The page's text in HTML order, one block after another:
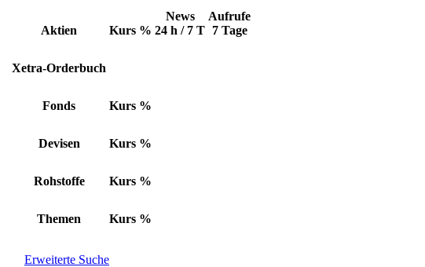
Aktien Kurs %
News
24 h / 7 T
Aufrufe
7 Tage
Xetra-Orderbuch
Fonds Kurs %
Devisen Kurs %
Rohstoffe Kurs %
Themen Kurs %
Erweiterte Suche